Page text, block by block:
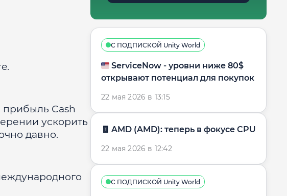
прибыль Cash
ускорить
давно.
С ПОДПИСКОЙ Unity World
🇺🇸 ServiceNow - уровни ниже 80$
открывают потенциал для покупок
22 мая 2026 в 13:15
🧾 AMD (AMD): теперь в фокусе CPU
22 мая 2026 в 12:42
С ПОДПИСКОЙ Unity World